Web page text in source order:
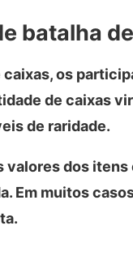
batalha
caixas, os
de caixas
de raridade.
valores dos
Em muitos